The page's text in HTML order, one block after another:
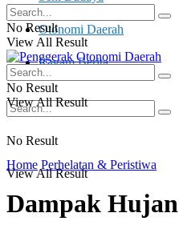
Otonomi Daerah
Ragam Berita
No Result
View All Result
No Result
View All Result
No Result
View All Result
Home Perhelatan & Peristiwa
Dampak